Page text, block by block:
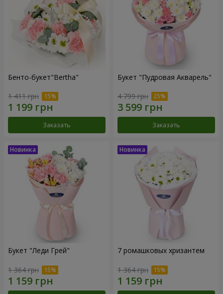
Бенто-букет"Bertha"
1 411 грн
Заказать
Букет "Пудровая Акварель"
4 799 грн
Заказать
Букет "Леди Грей"
1 364 грн
7 ромашковых хризантем
1 364 грн